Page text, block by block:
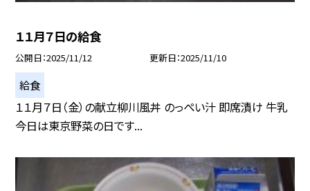
１１月７日の給食
公開日 2025/11/12 更新日 2025/11/10
給食
１１月７日（金）の献立柳川風丼 のっぺい汁 即席漬け 牛乳
今日は東京野菜の日です...